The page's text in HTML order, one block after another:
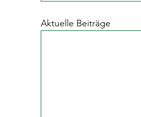
Aktuelle Beiträge